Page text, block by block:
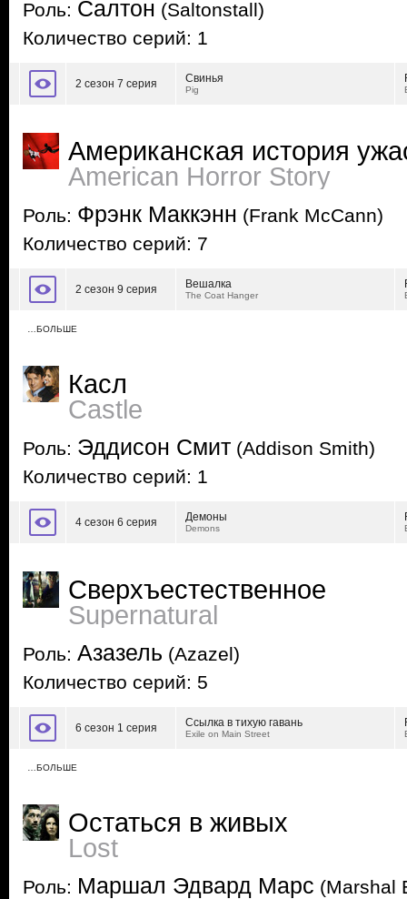
Роль: Салтон (Saltonstall)
Количество серий: 1
2 сезон 7 серия Свинья
Pig
Американская история
American Horror Story
Роль: Фрэнк Маккэнн (Frank McCann)
Количество серий: 7
2 сезон 9 серия Вешалка
The Coat Hanger
…БОЛЬШЕ
Касл
Castle
Роль: Эддисон Смит (Addison Smith)
Количество серий: 1
4 сезон 6 серия Демоны
Demons
Сверхъестественное
Supernatural
Роль: Азазель (Azazel)
Количество серий: 5
6 сезон 1 серия Ссылка в тихую гавань
Exile on Main Street
…БОЛЬШЕ
Остаться в живых
Lost
Роль: Маршал Эдвард Марс (Marshal